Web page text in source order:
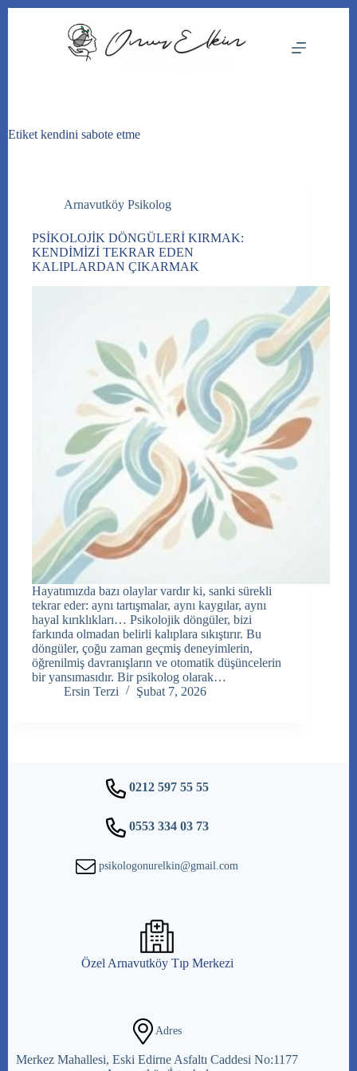
Etiket kendini sabote etme
Arnavutköy Psikolog
PSİKOLOJİK DÖNGÜLERİ KIRMAK:
KENDİMİZİ TEKRAR EDEN
KALIPLARDAN ÇIKARMAK
Hayatımızda bazı olaylar vardır ki, sanki sürekli
tekrar eder: aynı tartışmalar, aynı kaygılar, aynı
hayal kırıklıkları… Psikolojik döngüler, bizi
farkında olmadan belirli kalıplara sıkıştırır. Bu
döngüler, çoğu zaman geçmiş deneyimlerin,
öğrenilmiş davranışların ve otomatik düşüncelerin
bir yansımasıdır. Bir psikolog olarak…
Ersin Terzi
Şubat 7, 2026
0212 597 55 55
0553 334 03 73
psikologonurelkin@gmail.com
Özel Arnavutköy Tıp Merkezi
Adres
Merkez Mahallesi, Eski Edirne Asfaltı Caddesi No:1177